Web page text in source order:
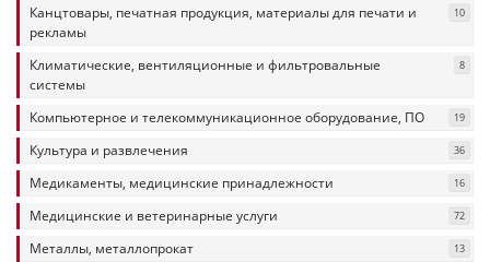
Канцтовары, печатная продукция, материалы для печати и
рекламы
10
Климатические, вентиляционные и фильтровальные
системы
8
Компьютерное и телекоммуникационное оборудование, ПО 19
Культура и развлечения 36
Медикаменты, медицинские принадлежности 16
Медицинские и ветеринарные услуги 72
Металлы, металлопрокат 13